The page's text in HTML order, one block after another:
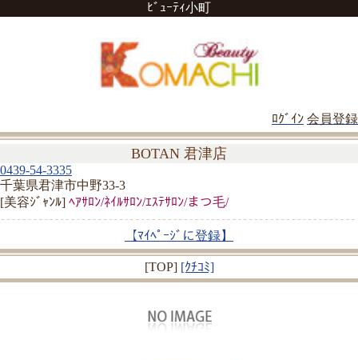
ﾋﾞｭｰﾃｨ小町
ﾛｸﾞｲﾝ 会員登録
BOTAN 君津店
0439-54-3335
千葉県君津市中野33-3
[美容ｼﾞｬﾝﾙ] ﾍｱｻﾛﾝ/ﾈｲﾙｻﾛﾝ/ｴｽﾃｻﾛﾝ/まつ毛/
【ﾏｲﾍﾟｰｼﾞに登録】
[TOP] [ｸﾁｺﾐ]